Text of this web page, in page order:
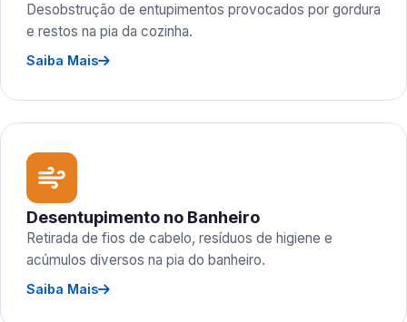
Desobstrução de entupimentos provocados por gordura
e restos na pia da cozinha.
Saiba Mais
Desentupimento no Banheiro
Retirada de fios de cabelo, resíduos de higiene e
acúmulos diversos na pia do banheiro.
Saiba Mais